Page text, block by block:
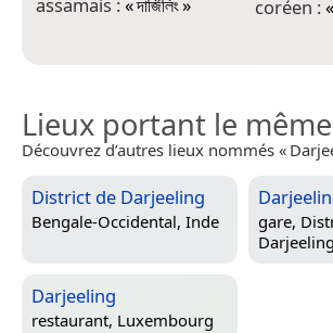
assamais :«দাৰ্জিলিং»
coréen :«
Lieux portant le
Découvrez d’autres lieux nommés «
District de Darjeeling
Bengale-Occidental, Inde gare,
Darjeeling
restaurant, Luxembourg